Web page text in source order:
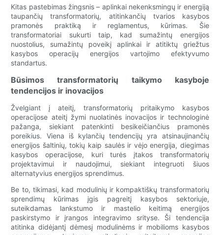
Kitas pastebimas žingsnis – aplinkai nekenksmingų ir energiją
taupančių transformatorių, atitinkančių tvarios kasybos
pramonės praktiką ir reglamentus, kūrimas. Šie
transformatoriai sukurti taip, kad sumažintų energijos
nuostolius, sumažintų poveikį aplinkai ir atitiktų griežtus
kasybos operacijų energijos vartojimo efektyvumo
standartus.
Būsimos transformatorių taikymo kasyboje
tendencijos ir inovacijos
Žvelgiant į ateitį, transformatorių pritaikymo kasybos
operacijose ateitį žymi nuolatinės inovacijos ir technologinė
pažanga, siekiant patenkinti besikeičiančius pramonės
poreikius. Viena iš kylančių tendencijų yra atsinaujinančių
energijos šaltinių, tokių kaip saulės ir vėjo energija, diegimas
kasybos operacijose, kuri turės įtakos transformatorių
projektavimui ir naudojimui, siekiant integruoti šiuos
alternatyvius energijos sprendimus.
Be to, tikimasi, kad modulinių ir kompaktiškų transformatorių
sprendimų kūrimas įgis pagreitį kasybos sektoriuje,
suteikdamas lankstumo ir mastelio keitimą energijos
paskirstymo ir įrangos integravimo srityse. Ši tendencija
atitinka didėjantį dėmesį modulinėms ir mobilioms kasybos